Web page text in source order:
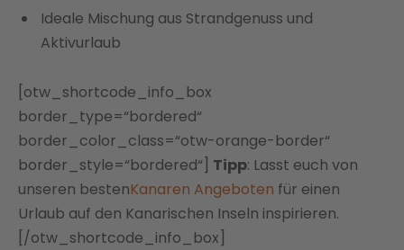
Ideale Mischung aus Strandgenuss und
Aktivurlaub
[otw_shortcode_info_box
border_type=“bordered“
border_color_class=“otw-orange-border“
border_style=“bordered“] Tipp: Lasst euch von
unseren bestenKanaren Angeboten für einen
Urlaub auf den Kanarischen Inseln inspirieren.
[/otw_shortcode_info_box]